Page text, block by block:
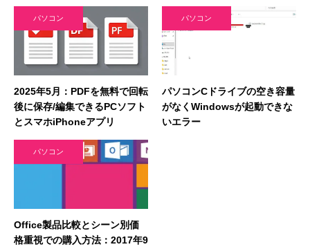
パソコン
2025年5月：PDFを無料で回転
後に保存/編集できるPCソフト
とスマホiPhoneアプリ
パソコン
パソコンCドライブの空き容量
がなくWindowsが起動できな
いエラー
パソコン
Office製品比較とシーン別価
格重視での購入方法：2017年9